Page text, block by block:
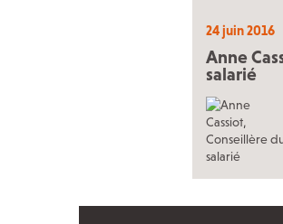
24 juin 2016
Anne
salarié